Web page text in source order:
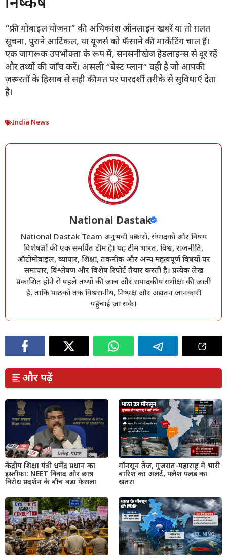
निष्कर्ष
“फ्री मोबाइल योजना” की अधिकांश ऑनलाइन खबरें या तो ग़लत
सूचना, पुराने आर्टिकल, या यूजर्स को फँसाने की मार्केटिंग चाल हैं।
एक जागरूक उपभोक्ता के रूप में, सनसनीखेज हेडलाइन्स से दूर रहें
और तथ्यों की जाँच करें। असली “बेस्ट प्लान” वही है जो आपकी
ज़रूरतों के हिसाब से सही कीमत पर पारदर्शी तरीके से सुविधाएँ देता
है।
India News
National Dastak
National Dastak Team अनुभवी पत्रकारों, संपादकों और विषय
विशेषज्ञों की एक समर्पित टीम है। यह टीम भारत, विश्व, राजनीति,
ऑटोमोबाइल, व्यापार, शिक्षा, तकनीक और अन्य महत्वपूर्ण विषयों पर
समाचार, विश्लेषण और विशेष रिपोर्ट तैयार करती है। प्रत्येक लेख
प्रकाशित होने से पहले तथ्यों की जांच और संपादकीय समीक्षा की जाती
है, ताकि पाठकों तक विश्वसनीय, निष्पक्ष और अद्यतन जानकारी
पहुंचाई जा सके।
और पढ़ें
केंद्रीय शिक्षा मंत्री धर्मेंद्र प्रधान का
इस्तीफा: NEET विवाद और छात्र
विरोध प्रदर्शन के बीच बड़ा फैसला
मॉनसून तेज, गुजरात-महाराष्ट्र में भारी
बारिश का अलर्ट, फ्लैश फ्लड का
खतरा